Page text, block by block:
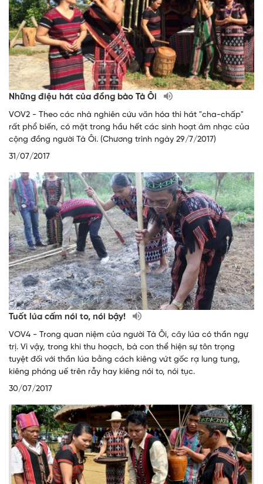
Những điệu hát của đồng bào Tà Ôi
VOV2 - Theo các nhà nghiên cứu văn hóa thì hát "cha-chấp"
rất phổ biến, có mặt trong hầu hết các sinh hoạt âm nhạc của
cộng đồng người Tà Ôi. (Chương trình ngày 29/7/2017)
31/07/2017
Tuốt lúa cấm nói to, nói bậy!
VOV4 - Trong quan niệm của người Tà Ôi, cây lúa có thần ngự
trị. Vì vậy, trong khi thu hoạch, bà con thể hiện sự tôn trọng
tuyệt đối với thần lúa bằng cách kiêng vứt gốc rạ lung tung,
kiêng phóng uế trên rẫy hay kiêng nói to, nói tục.
30/07/2017